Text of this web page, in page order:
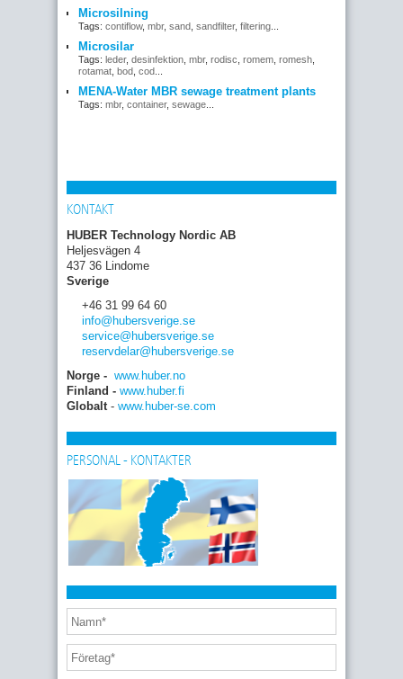
Microsilning
Tags: contiflow, mbr, sand sandfilter, filtering
Microsilar
Tags: leder, desinfektion mbr, rodisc romem romesh
rotamat bod cod
MENA-Water MBR sewage treatment plants
Tags: mbr, container, sewage
KONTAKT
HUBER Technology Nordic AB
Heljesvägen 4
437 36 Lindome
Sverige
+46 31 99 64 60
info@hubersverige.se
service@hubersverige.se
reservdelar@hubersverige.se
Norge - www.huber.no
Finland - www.huber.fi
Globalt - www.huber-se.com
PERSONAL - KONTAKTER